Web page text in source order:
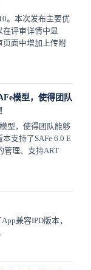
。本次发布主要优
评审详情中显
页面中增加上传附
模型，使得团队
型，使得团队能够
支持了SAFe 6.0 E
管理、支持ART
兼容IPD版本，